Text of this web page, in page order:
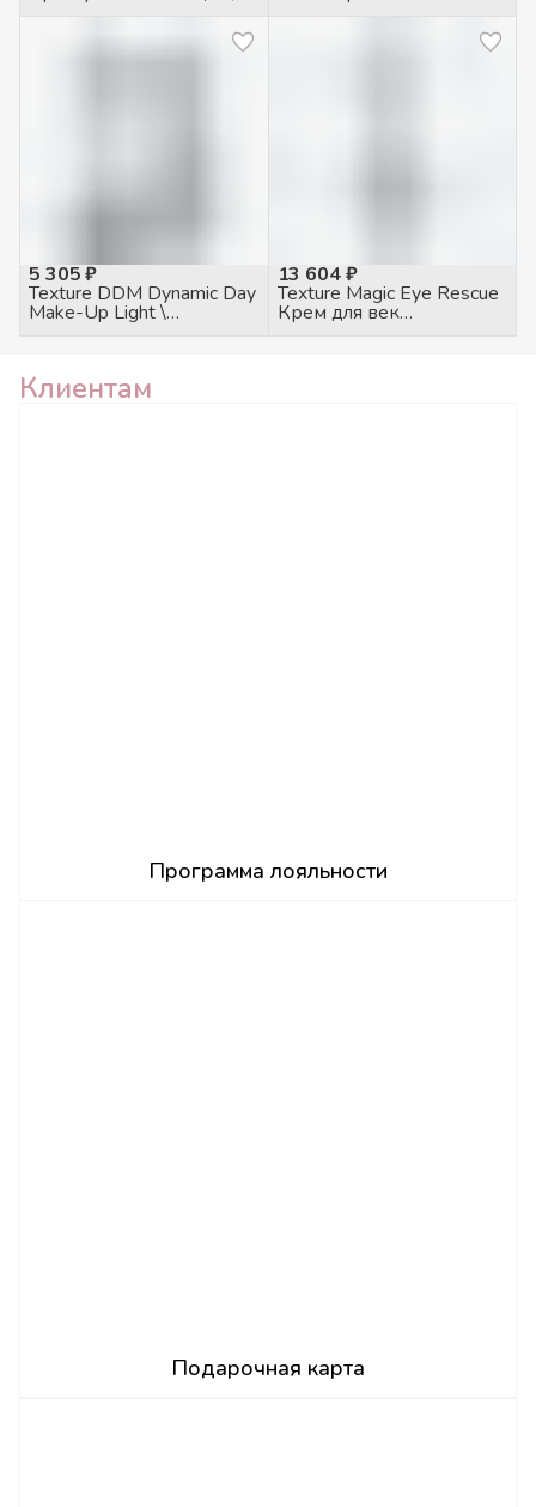
50мл Динамический дневной
тональный крем 30 SPF
5 305 ₽
Texture DDM Dynamic Day
Make-Up Light \
светлый, 50мл
13 604 ₽
Texture Magic Eye Rescue
Крем для век
Клиентам
Программа лояльности
Подарочная карта